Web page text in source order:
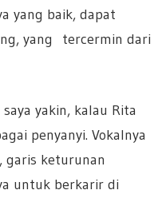
yang baik, dapat
yang tercermin dari
yakin, kalau Rita
penyanyi. Vokalnya
garis keturunan
untuk berkarir di